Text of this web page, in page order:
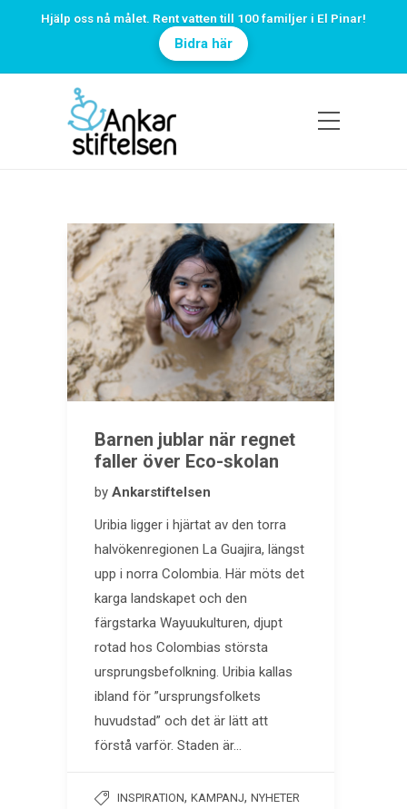
Hjälp oss nå målet. Rent vatten till 100 familjer i El Pinar!
Bidra här
Barnen jublar när regnet
faller över Eco-skolan
by Ankarstiftelsen
Uribia ligger i hjärtat av den torra
halvökenregionen La Guajira, längst
upp i norra Colombia. Här möts det
karga landskapet och den
färgstarka Wayuukulturen, djupt
rotad hos Colombias största
ursprungsbefolkning. Uribia kallas
ibland för ”ursprungsfolkets
huvudstad” och det är lätt att
förstå varför. Staden är…
INSPIRATION, KAMPANJ, NYHETER